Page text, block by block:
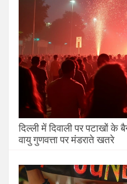
दिल्ली में दिवाली पर पटाखों
वायु गुणवत्ता पर मंडराते खतरे